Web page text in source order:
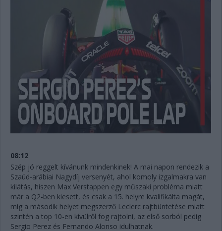
08:12
Szép jó reggelt kívánunk mindenkinek! A mai napon rendezik a
Szaúd-arábiai Nagydíj versenyét, ahol komoly izgalmakra van
kilátás, hiszen Max Verstappen egy műszaki probléma miatt
már a Q2-ben kiesett, és csak a 15. helyre kvalifikálta magát,
míg a második helyet megszerző Leclerc rajtbüntetése miatt
szintén a top 10-en kívülről fog rajtolni, az első sorból pedig
Sergio Perez és Fernando Alonso idulhatnak.